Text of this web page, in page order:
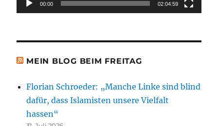
00:00 02:04:59
MEIN BLOG BEIM FREITAG
Florian Schroeder: „Manche Linke sind blind
dafür, dass Islamisten unsere Vielfalt
hassen“